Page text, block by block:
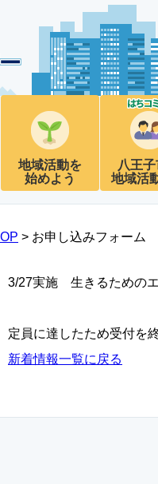
地域活動を
始めよう
八王
地域活
> お申し込みフォーム
3/27実施 生きるための
定員に達したため受付を
新着情報一覧に戻る